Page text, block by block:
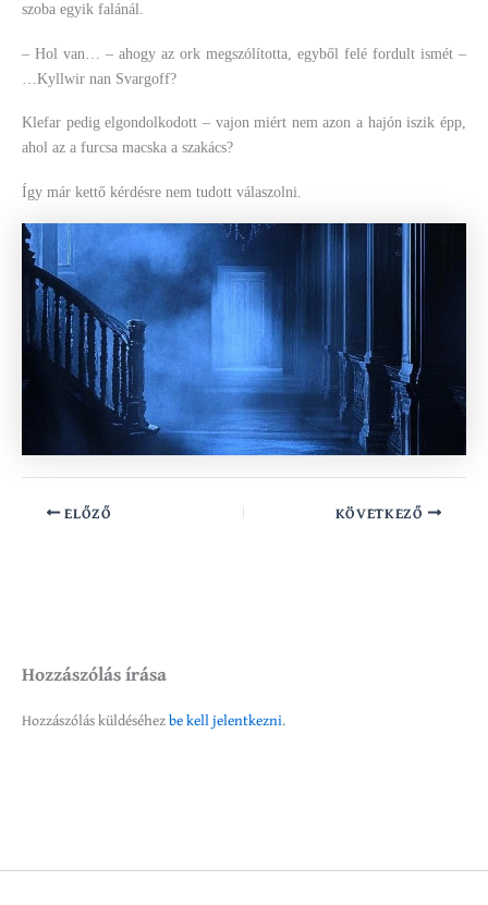
szoba egyik falánál.
– Hol van… – ahogy az ork megszólította, egyből felé fordult ismét –
…Kyllwir nan Svargoff?
Klefar pedig elgondolkodott – vajon miért nem azon a hajón iszik épp,
ahol az a furcsa macska a szakács?
Így már kettő kérdésre nem tudott válaszolni.
ELŐZŐ KÖVETKEZŐ
Hozzászólás írása
Hozzászólás küldéséhezbe kell jelentkezni.